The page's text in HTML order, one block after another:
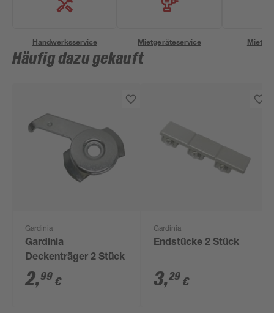
Handwerksservice Mietgeräteservice
Häufig dazu gekauft
Gardinia
Gardinia
Deckenträger 2 Stück
2,99 €
Gardinia
Endstücke 2 Stück
3,29 €